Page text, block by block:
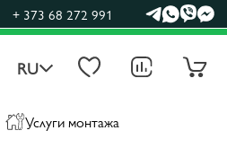
+ 373 68 272 991
RU
Услуги монтажа